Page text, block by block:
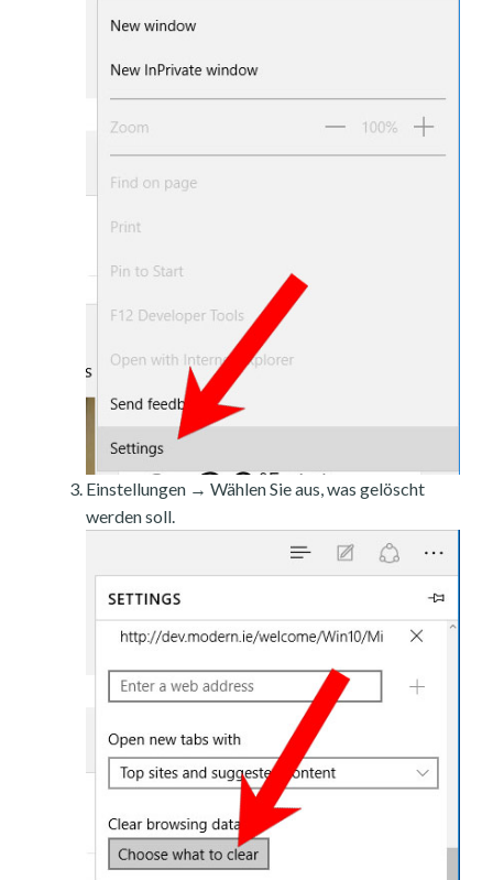
Einstellungen → Wählen Sie aus, was gelöscht
werden soll.